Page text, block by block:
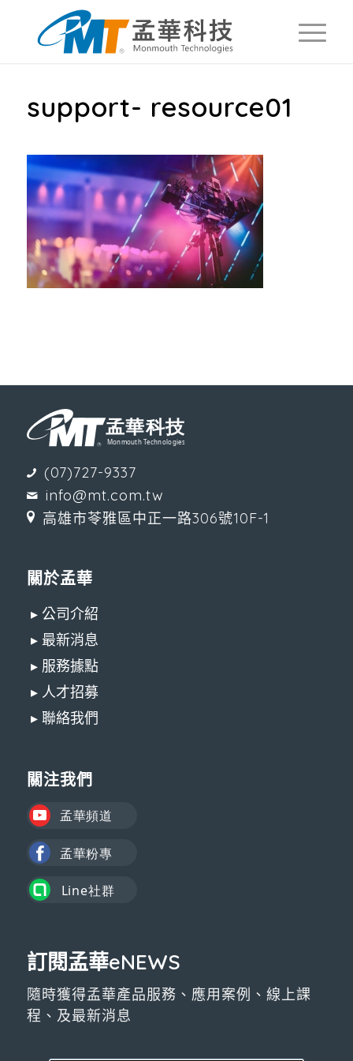
support- resource01
(07)727-9337
info@mt.com.tw
高雄市苓雅區中正一路306號10F-1
關於孟華
▸ 公司介紹
▸ 最新消息
▸ 服務據點
▸ 人才招募
▸ 聯絡我們
關注我們
訂閱孟華eNEWS
隨時獲得孟華產品服務、應用案例、線上課
程、及最新消息